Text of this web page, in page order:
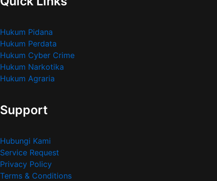
Hukum Pidana
Hukum Perdata
Hukum Cyber Crime
Hukum Narkotika
Hukum Agraria
Support
Hubungi Kami
Service Request
Privacy Policy
Terms & Conditions